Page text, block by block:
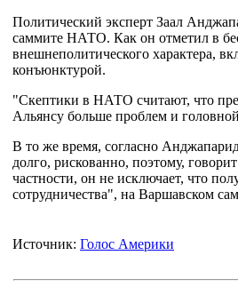
Политический эксперт Заал
саммите НАТО. Как он отметил в
внешнеполитического характера,
конъюнктурой.
"Скептики в НАТО считают, что
Альянсу больше проблем и
В то же время, согласно
долго, рискованно, поэтому,
частности, он не исключает, что
сотрудничества", на Варшавском
Источник: Голос Америки